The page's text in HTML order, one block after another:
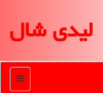
لیدی شال
منو